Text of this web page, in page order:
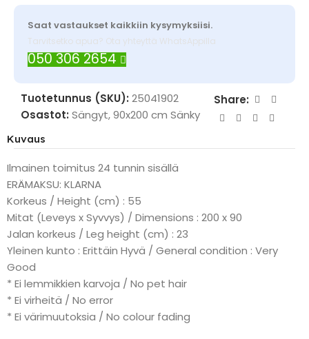
Saat vastaukset kaikkiin kysymyksiisi.
Tarvitsetko apua? Ota yhteyttä WhatsAppilla
050 306 2654
Tuotetunnus (SKU): 25041902
Osastot: Sängyt,90x200 cm Sänky
Share:
Kuvaus
Ilmainen toimitus 24 tunnin sisällä
ERÄMAKSU: KLARNA
Korkeus / Height (cm) : 55
Mitat (Leveys x Syvvys) / Dimensions : 200 x 90
Jalan korkeus / Leg height (cm) : 23
Yleinen kunto : Erittäin Hyvä / General condition : Very
Good
* Ei lemmikkien karvoja / No pet hair
* Ei virheitä / No error
* Ei värimuutoksia / No colour fading